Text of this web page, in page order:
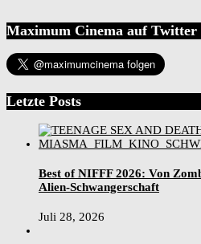
Maximum Cinema auf Twitter
Letzte Posts
Best of NIFFF 2026: Von
Alien-Schwangerschaft
Juli 28, 2026